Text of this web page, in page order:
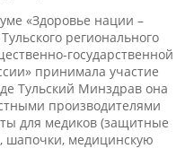
«Здоровье нации –
регионального
государственной
принимала участие
Тульский Минздрав она
производителями
для медиков (защитные
шапочки, медицинскую